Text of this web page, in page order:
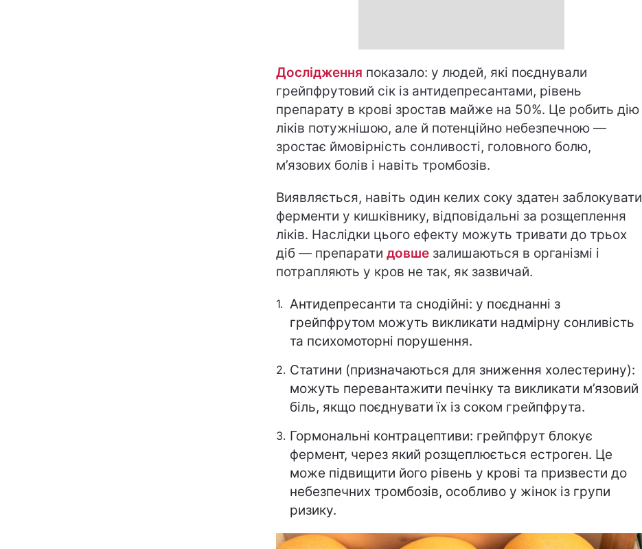
Дослідження показало: у людей, які поєднували
грейпфрутовий сік із антидепресантами, рівень
препарату в крові зростав майже на 50%. Це робить дію
ліків потужнішою, але й потенційно небезпечною —
зростає ймовірність сонливості, головного болю,
м’язових болів і навіть тромбозів.
Виявляється, навіть один келих соку здатен заблокувати
ферменти у кишківнику, відповідальні за розщеплення
ліків. Наслідки цього ефекту можуть тривати до трьох
діб — препарати довше залишаються в організмі і
потрапляють у кров не так, як зазвичай.
Антидепресанти та снодійні: у поєднанні з
грейпфрутом можуть викликати надмірну сонливість
та психомоторні порушення.
Статини (призначаються для зниження холестерину):
можуть перевантажити печінку та викликати м’язовий
біль, якщо поєднувати їх із соком грейпфрута.
Гормональні контрацептиви: грейпфрут блокує
фермент, через який розщеплюється естроген. Це
може підвищити його рівень у крові та призвести до
небезпечних тромбозів, особливо у жінок із групи
ризику.